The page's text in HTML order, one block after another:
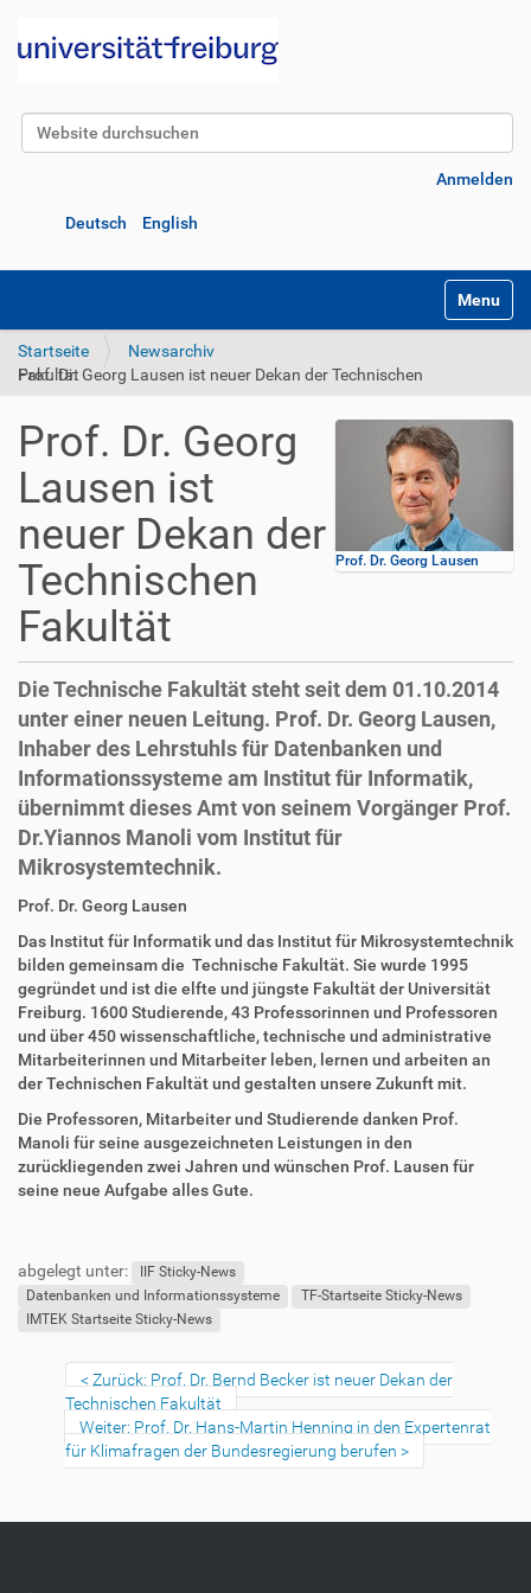
Website durchsuchen
Anmelden
Deutsch English
Startseite
Newsarchiv
Prof. Dr. Georg Lausen ist neuer Dekan der Technischen Fakultät
Prof. Dr. Georg Lausen
Prof. Dr. Georg
Lausen ist
neuer Dekan der
Technischen
Fakultät
Die Technische Fakultät steht seit dem 01.10.2014
unter einer neuen Leitung. Prof. Dr. Georg Lausen,
Inhaber des Lehrstuhls für Datenbanken und
Informationssysteme am Institut für Informatik,
übernimmt dieses Amt von seinem Vorgänger Prof.
Dr.Yiannos Manoli vom Institut für
Mikrosystemtechnik.
D
r
e
k
t
z
u
g
r
i
f
f
A
t
i
k
e
l
a
k
t
i
o
n
Prof. Dr. Georg Lausen
Das Institut für Informatik und das Institut für Mikrosystemtechnik
bilden gemeinsam die Technische Fakultät. Sie wurde 1995
gegründet und ist die elfte und jüngste Fakultät der Universität
Freiburg. 1600 Studierende, 43 Professorinnen und Professoren
und über 450 wissenschaftliche, technische und administrative
Mitarbeiterinnen und Mitarbeiter leben, lernen und arbeiten an
der Technischen Fakultät und gestalten unsere Zukunft mit.
Die Professoren, Mitarbeiter und Studierende danken Prof.
Manoli für seine ausgezeichneten Leistungen in den
zurückliegenden zwei Jahren und wünschen Prof. Lausen für
seine neue Aufgabe alles Gute.
ß
n
abgelegt unter:
IIF Sticky-News
Datenbanken und Informationssysteme
TF-Startseite Sticky-News
IMTEK Startseite Sticky-News
Zurück: Prof. Dr. Bernd Becker ist neuer Dekan der
Technischen Fakultät
Weiter: Prof. Dr. Hans-Martin Henning in den Expertenrat
für Klimafragen der Bundesregierung berufen